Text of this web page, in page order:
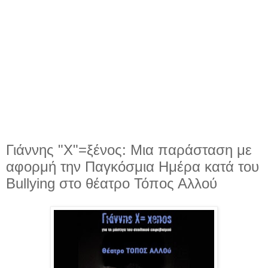
Γιάννης "Χ"=ξένος: Μια παράσταση με
αφορμή την Παγκόσμια Ημέρα κατά του
Bullying στο θέατρο Τόπος Αλλού